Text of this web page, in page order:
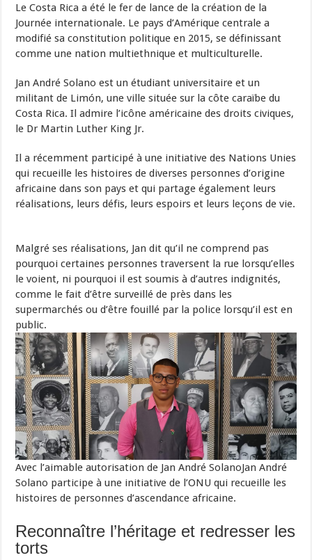
Le Costa Rica a été le fer de lance de la création de la
Journée internationale. Le pays d’Amérique centrale a
modifié sa constitution politique en 2015, se définissant
comme une nation multiethnique et multiculturelle.
Jan André Solano est un étudiant universitaire et un
militant de Limón, une ville située sur la côte caraïbe du
Costa Rica. Il admire l’icône américaine des droits civiques,
le Dr Martin Luther King Jr.
Il a récemment participé à une initiative des Nations Unies
qui recueille les histoires de diverses personnes d’origine
africaine dans son pays et qui partage également leurs
réalisations, leurs défis, leurs espoirs et leurs leçons de vie.
Malgré ses réalisations, Jan dit qu’il ne comprend pas
pourquoi certaines personnes traversent la rue lorsqu’elles
le voient, ni pourquoi il est soumis à d’autres indignités,
comme le fait d’être surveillé de près dans les
supermarchés ou d’être fouillé par la police lorsqu’il est en
public.
Avec l’aimable autorisation de Jan André SolanoJan André
Solano participe à une initiative de l’ONU qui recueille les
histoires de personnes d’ascendance africaine.
Reconnaître l’héritage et redresser les
torts